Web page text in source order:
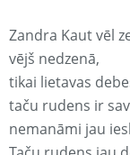
Zandra Kaut vēl
vējš nedzenā,
tikai lietavas
taču rudens ir
nemanāmi jau